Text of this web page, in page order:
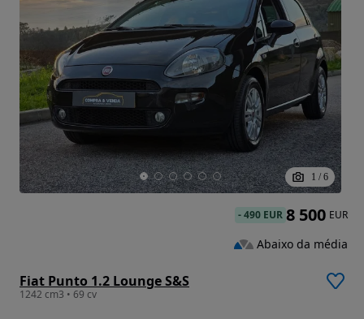
1 / 6
Fiat Punto 1.2 Lounge S&S
1242 cm3 • 69 cv
-490 EUR 8 500 EUR
Abaixo da média